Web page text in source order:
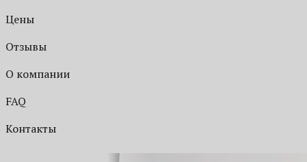
Цены
Отзывы
О компании
FAQ
Контакты